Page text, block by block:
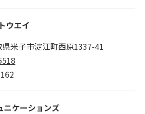
ウエイ
米子市淀江町西原1337-41
ニケーションズ